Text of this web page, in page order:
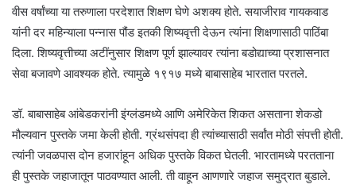
वीस वर्षांच्या या तरुणाला परदेशात शिक्षण घेणे अशक्य होते. सयाजीराव गायकवाड
यांनी दर महिन्याला पन्नास पौंड इतकी शिष्यवृत्ती देऊन त्यांना शिक्षणासाठी पाठिंबा
दिला. शिष्यवृत्तीच्या अटींनुसार शिक्षण पूर्ण झाल्यावर त्यांना बडोद्याच्या प्रशासनात
सेवा बजावणे आवश्यक होते. त्यामुळे १९१७ मध्ये बाबासाहेब भारतात परतले.
डॉ. बाबासाहेब आंबेडकरांनी इंग्लंडमध्ये आणि अमेरिकेत शिकत असताना शेकडो
मौल्यवान पुस्तके जमा केली होती. ग्रंथसंपदा ही त्यांच्यासाठी सर्वांत मोठी संपत्ती होती.
त्यांनी जवळपास दोन हजारांहून अधिक पुस्तके विकत घेतली. भारतामध्ये परतताना
ही पुस्तके जहाजातून पाठवण्यात आली. ती वाहून आणणारे जहाज समुद्रात बुडाले.